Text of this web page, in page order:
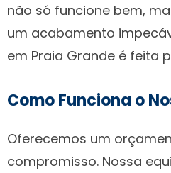
não só funcione bem,
um acabamento
em Praia Grande é feita
Como Funciona o
Oferecemos um
compromisso. Nossa